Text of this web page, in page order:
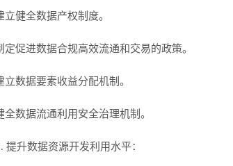
立健全数据产权制度。
定促进数据合规高效流通和交易的政策。
立数据要素收益分配机制。
全数据流通利用安全治理机制。
提升数据资源开发利用水平：